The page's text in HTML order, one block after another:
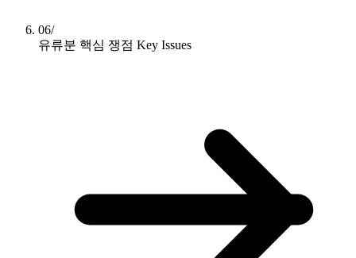
06/
유류분 핵심 쟁점 Key Issues